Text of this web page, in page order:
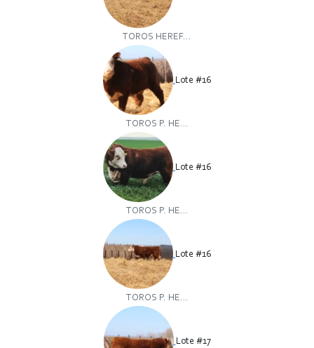
TOROS HEREF...
Lote #16
TOROS P. HE...
Lote #16
TOROS P. HE...
Lote #16
TOROS P. HE...
Lote #17